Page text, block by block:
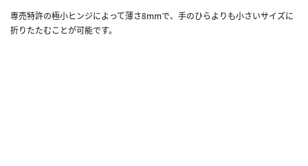
専売特許の極小ヒンジによって薄さ8mmで、手のひらよりも小さいサイズに
折りたたむことが可能です。